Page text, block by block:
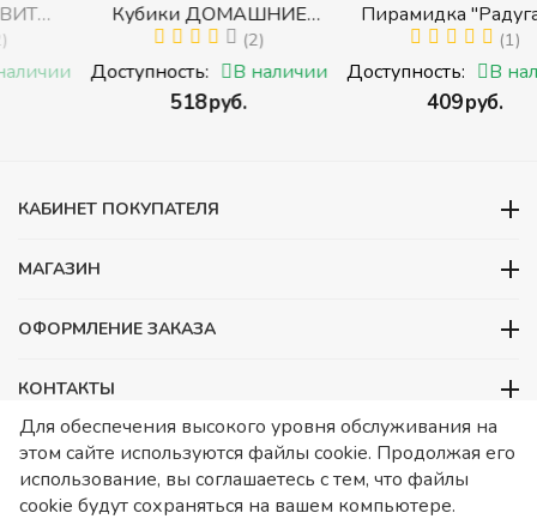
Кубики ДОМАШНИЕ
ЖИВОТНЫЕ (Томик)
(Набор кубиков
разрезных (складных))
(2)
Доступность: В наличии
руб.
Пирамидка "Радуга" (8
деталей) (Пирамидка
среднего размера)
(1)
Доступность: В наличии
руб.
КАБИНЕТ ПОКУПАТЕЛЯ
МАГАЗИН
ОФОРМЛЕНИЕ ЗАКАЗА
КОНТАКТЫ
ООО «Детский сад», ОГРН 1157746480088
ИНН 7728252648 КПП 772601001 Юридический адрес – Москва,
ул. Подольских курсантов, д 3. стр 2. Помещение 1/3. Информация
о товарах носит справочный характер и не является публичной
Для обеспечения высокого уровня обслуживания на
этом сайте используются файлы cookie. Продолжая его
использование, вы соглашаетесь с тем, что файлы
cookie будут сохраняться на вашем компьютере.